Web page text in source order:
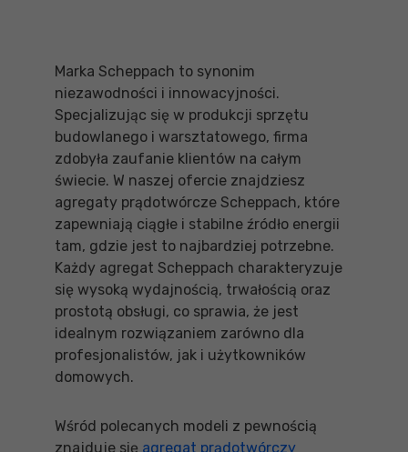
Marka Scheppach to synonim
niezawodności i innowacyjności.
Specjalizując się w produkcji sprzętu
budowlanego i warsztatowego, firma
zdobyła zaufanie klientów na całym
świecie. W naszej ofercie znajdziesz
agregaty prądotwórcze Scheppach, które
zapewniają ciągłe i stabilne źródło energii
tam, gdzie jest to najbardziej potrzebne.
Każdy agregat Scheppach charakteryzuje
się wysoką wydajnością, trwałością oraz
prostotą obsługi, co sprawia, że jest
idealnym rozwiązaniem zarówno dla
profesjonalistów, jak i użytkowników
domowych.
Wśród polecanych modeli z pewnością
znajduje się agregat prądotwórczy